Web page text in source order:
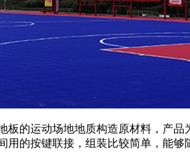
板的运动场地地质构造原材料，产
用的按键联接，组装比较简单，能够